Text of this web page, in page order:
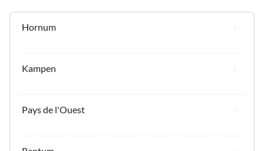
Hornum
Kampen
Pays de l'Ouest